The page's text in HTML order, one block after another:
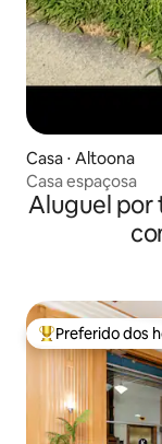
Casa ⋅ Altoona
Casa espaçosa
Aluguel por
Entre os
Preferido dos